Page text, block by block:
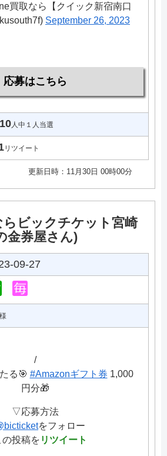
買取なら【クイック新宿南口
September 26, 2023
応募はこちら
人中１人当選
リツイート
更新日時：11月30日 00時00分
らビックチケット宮崎
金券屋さん)
09-27
/
る🎯 #Amazonギフト券 1,000
円分🎁
▽応募方法
をフォロー
投稿を リツイート